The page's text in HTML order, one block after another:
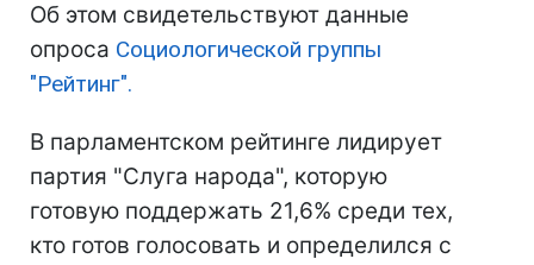
Об этом свидетельствуют данные
опроса Социологической группы
"Рейтинг".
В парламентском рейтинге лидирует
партия "Слуга народа", которую
готовую поддержать 21,6% среди тех,
кто готов голосовать и определился с